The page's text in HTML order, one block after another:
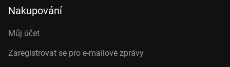
Nakupování
Můj účet
Zaregistrovat se pro e-mailové zprávy